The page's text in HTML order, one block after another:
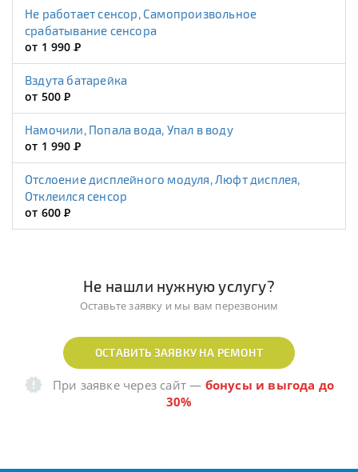
Не работает сенсор, Самопроизвольное
срабатывание сенсора
от 1 990Р
Вздута батарейка
от 500Р
Намочили, Попала вода, Упал в воду
от 1 990Р
Отслоение дисплейного модуля, Люфт дисплея,
Отклеился сенсор
от 600Р
Не нашли нужную услугу?
Оставьте заявку и мы вам перезвоним
ОСТАВИТЬ ЗАЯВКУ НА РЕМОНТ
При заявке через сайт— бонусы и выгода до
30%